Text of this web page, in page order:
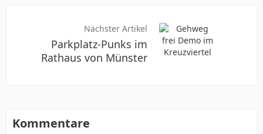
Nächster Artikel
Parkplatz-Punks im
Rathaus von Münster
Kommentare